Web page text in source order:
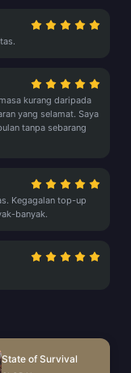
kurang daripada
yang selamat. Saya
tanpa sebarang
Kegagalan top-up
banyak.
State of Survival